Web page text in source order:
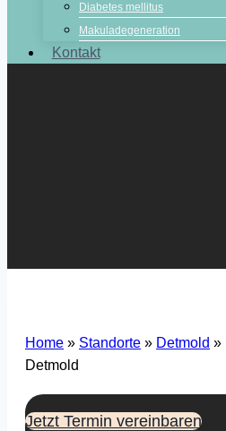
Diabetes mellitus
Makuladegeneration
Kontakt
Home » Standorte » Detmold »
Detmold
Jetzt Termin vereinbaren